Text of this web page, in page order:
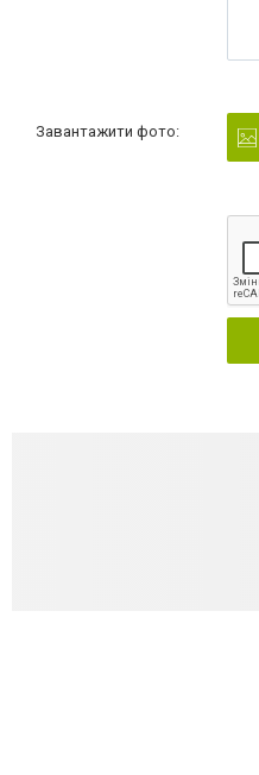
Завантажити фото: